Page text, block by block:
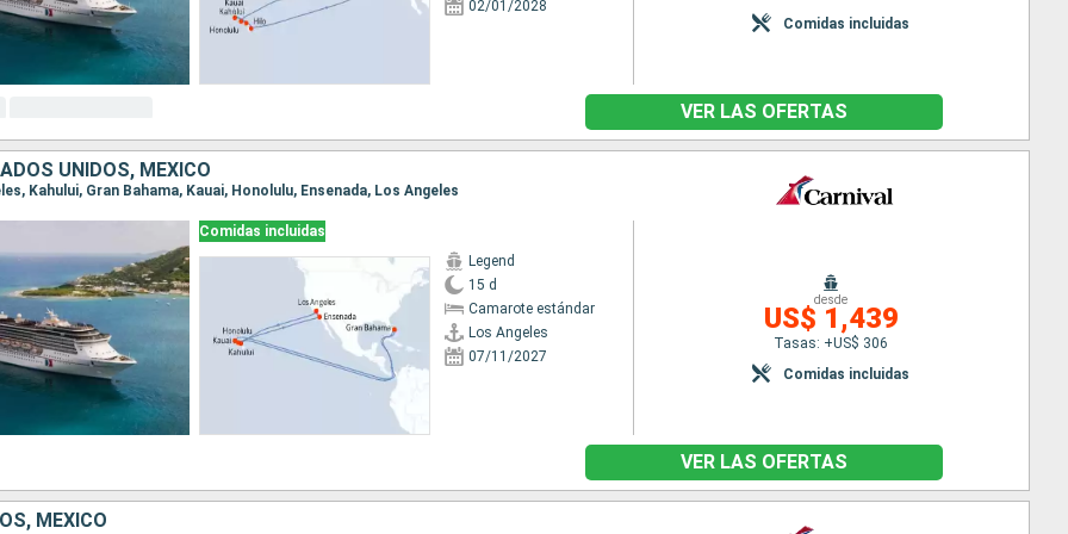
02/01/2028
Comidas incluidas
VER LAS OFERTAS
UNIDOS, MÉXICO
Kahului, Gran Bahama, Kauai, Honolulu, Ensenada, Los Angeles
Comidas incluidas
Legend
15 d
Camarote estándar
Los Angeles
07/11/2027
desde
US$ 1,439
Tasas: +US$ 306
Comidas incluidas
VER LAS OFERTAS
MÉXICO